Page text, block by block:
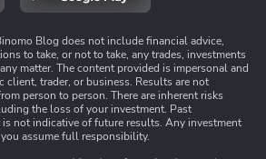
Blog does not include financial advice,
to take, or not to take, any trades, investments
matter. The content provided is impersonal and
client, trader, or business. Results are not
person to person. There are inherent risks
the loss of your investment. Past
is not indicative of future results. Any investment
assume full responsibility.